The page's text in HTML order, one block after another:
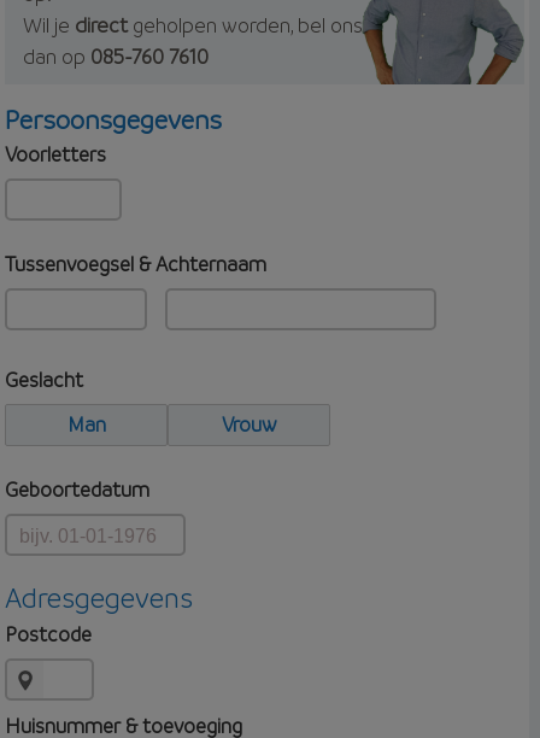
Wil je directgeholpen worden, bel ons
dan op 085-760 7610
Persoonsgegevens
Voorletters
Tussenvoegsel & Achternaam
Geslacht
Man
Vrouw
Geboortedatum
Adresgegevens
Postcode
Huisnummer & toevoeging